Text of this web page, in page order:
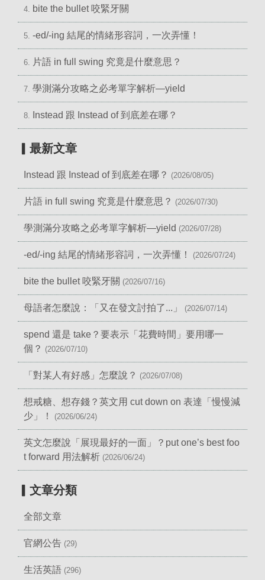
4. bite the bullet 咬緊牙關
5. -ed/-ing 結尾的情緒形容詞，一次弄懂！
6. 片語 in full swing 究竟是什麼意思？
7. 學測滿分攻略之必考單字解析—yield
8. Instead 跟 Instead of 到底差在哪？
▎最新文章
Instead 跟 Instead of 到底差在哪？ (2026/08/05)
片語 in full swing 究竟是什麼意思？ (2026/07/30)
學測滿分攻略之必考單字解析—yield (2026/07/28)
-ed/-ing 結尾的情緒形容詞，一次弄懂！ (2026/07/24)
bite the bullet 咬緊牙關 (2026/07/16)
母語者怎麼說：「又在發文討拍了...」 (2026/07/14)
spend 還是 take？要表示「花費時間」要用哪一
個？ (2026/07/10)
「對某人有好感」怎麼說？ (2026/07/08)
想戒糖、想存錢？英文用 cut down on 表達「慢慢減
少」！
(2026/06/24)
英文怎麼說「展現最好的一面」？put one’s best foo
t forward 用法解析 (2026/06/24)
▎文章分類
全部文章
官網公告 (29)
生活英語 (296)